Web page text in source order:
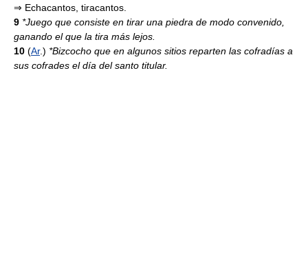
⇒ Echacantos, tiracantos.
9 *Juego que consiste en tirar una piedra de modo convenido,
ganando el que la tira más lejos.
10 (Ar.) *Bizcocho que en algunos sitios reparten las cofradías a
sus cofrades el día del santo titular.